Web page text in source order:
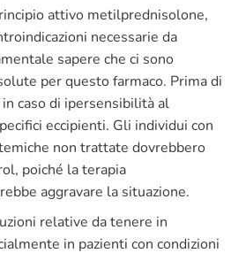
attivo metilprednisolone,
necessarie da
sapere che ci sono
per questo farmaco. Prima di
caso di ipersensibilità al
eccipienti. Gli individui con
non trattate dovrebbero
poiché la terapia
aggravare la situazione.
relative da tenere in
in pazienti con condizioni